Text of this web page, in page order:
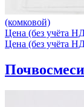
(комковой)
Цена (без учёта
Цена (без учёта
Почвосмеси